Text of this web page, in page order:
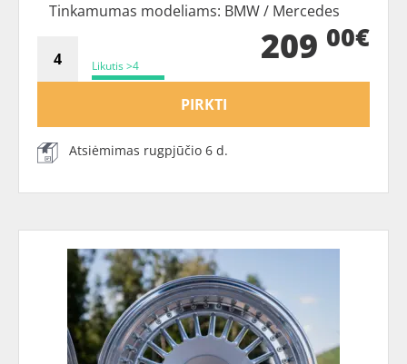
Tinkamumas modeliams: BMW / Mercedes
Likutis >4 209 00€
PIRKTI
Atsiėmimas rugpjūčio 6 d.